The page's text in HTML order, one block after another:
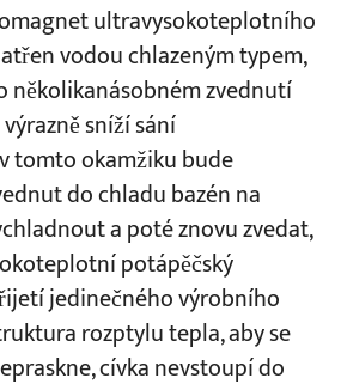
ultravysokoteplotního
vodou chlazeným typem,
několikanásobném zvednutí
sníží sání
tomto okamžiku bude
do chladu bazén na
a poté znovu zvedat,
potápěčský
jedinečného výrobního
rozptylu tepla, aby se
cívka nevstoupí do